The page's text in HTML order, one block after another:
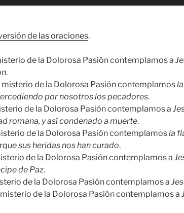
de las oraciones.
de la Dolorosa Pasión contemplamos a
.
misterio de la Dolorosa Pasión contemplamos
por nosotros los pecadores.
de la Dolorosa Pasión contemplamos a
romana, y así condenado a muerte.
de la Dolorosa Pasión contemplamosla
sus heridas nos han curado.
de la Dolorosa Pasión contemplamos a
de Paz.
de la Dolorosa Pasión contemplamos a
de la Dolorosa Pasión contemplamos a